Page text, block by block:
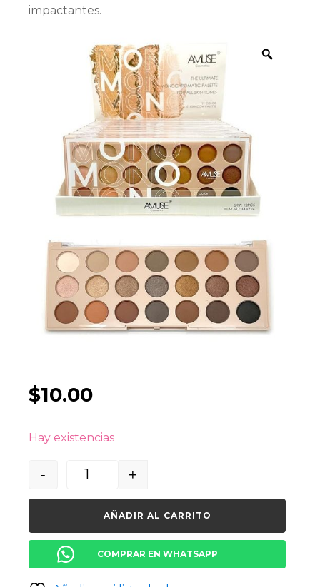
impactantes.
$10.00
Hay existencias
- +
AÑADIR AL CARRITO
COMPRAR EN WHATSAPP